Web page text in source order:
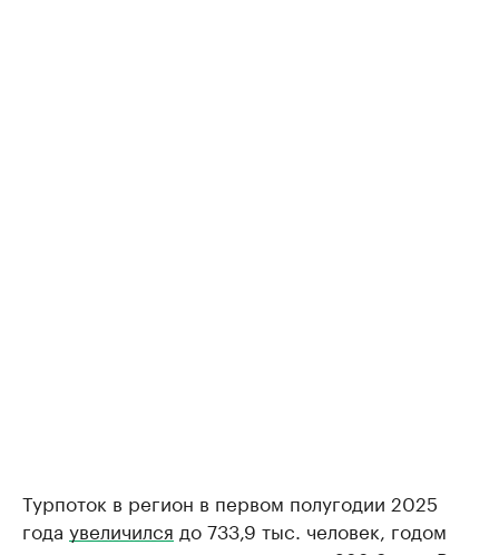
Турпоток в регион в первом полугодии 2025
года увеличился до 733,9 тыс. человек, годом